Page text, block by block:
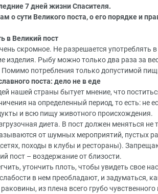
7 дней жизни Спасителя.
о сути Великого поста, о его порядке и
в Великий пост
скромное. Не разрешается употреблять
изделия. Рыбу можно только два раза за
потребления только допустимой
поста: дело не в еде
нашей страны бытует мнение, что
на определенный период, то есть: не
и всю пищу животного происхождения.
диета. В пост должен меняться не
от шумных мероприятий, пустых
походы в клубы и рестораны).
пост – воздержание от близости.
утончить плоть, чтобы увидеть свое
в нем преобладают, и задуматься,
из плена всего грубо